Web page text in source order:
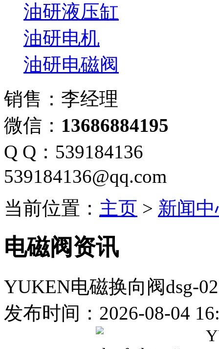
油研液压缸
油研电机
油研电磁阀
销售：李经理
微信： 13686884195
Q Q：539184136
539184136@qq.com
当前位置： 主页 > 新闻
电磁阀资讯
YUKEN电磁换向阀dsg-
发布时间：2026-08-04